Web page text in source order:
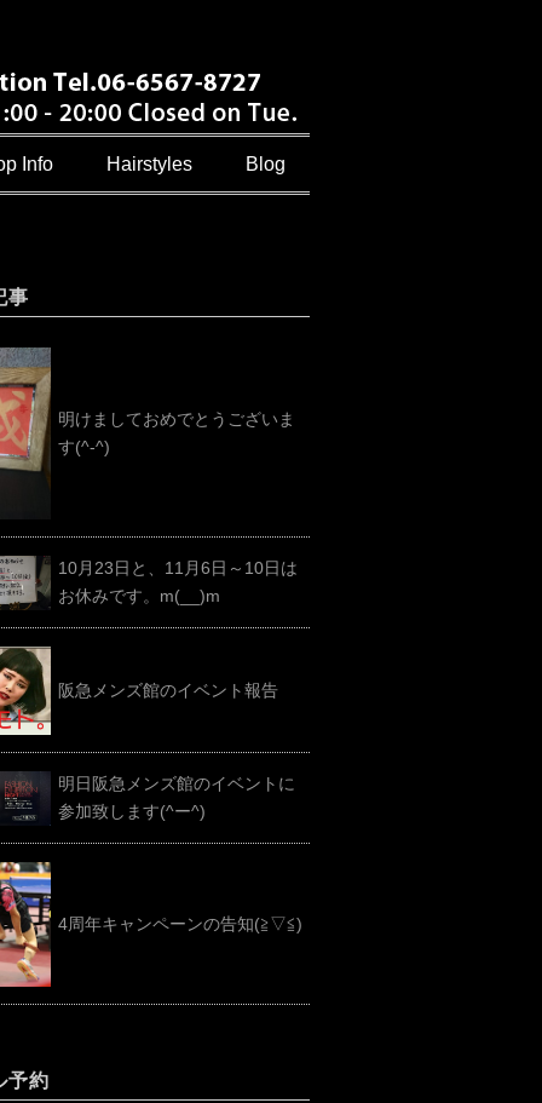
Info Hairstyles Blog
事
明けましておめでとうございま
す(^-^)
10月23日と、11月6日～10日は
お休みです。m(__)m
阪急メンズ館のイベント報告
明日阪急メンズ館のイベントに
参加致します(^ー^)
4周年キャンペーンの告知(≧▽≦)
予約